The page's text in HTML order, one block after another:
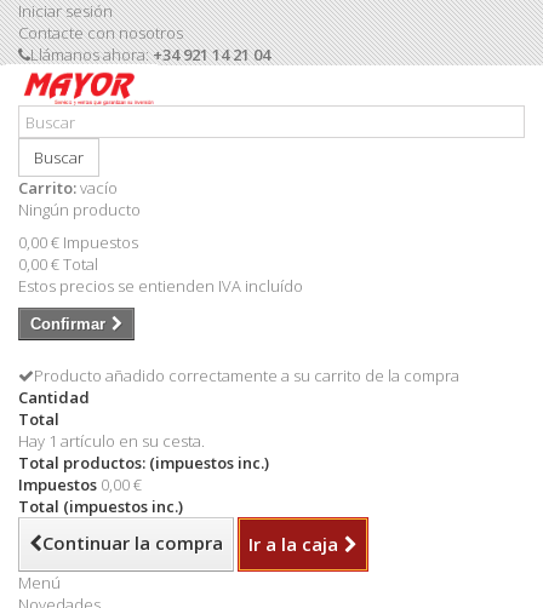
Iniciar sesión
Contacte con nosotros
Llámanos ahora:+34 921 14 21 04
Buscar
Carrito:vacío
Ningún producto
0,00 € Impuestos
0,00 €Total
Estos precios se entienden IVA incluído
Confirmar
Producto añadido correctamente a su carrito de la compra
Cantidad
Total
Hay 1 artículo en su cesta.
Total productos: (impuestos inc.)
Impuestos 0,00 €
Total (impuestos inc.)
Continuar la compra Ir a la caja
Menú